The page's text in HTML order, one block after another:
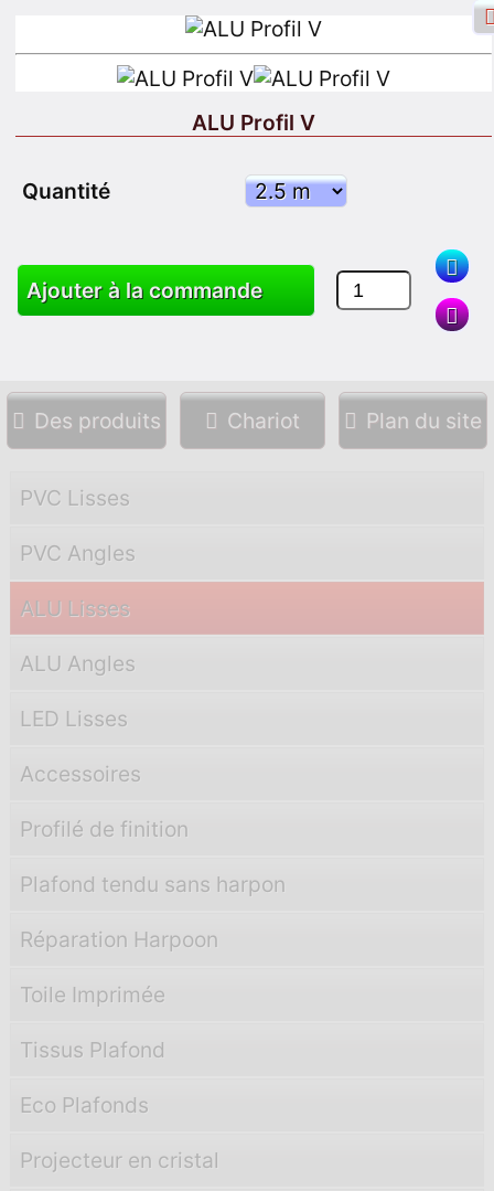
Chercher
Des produits Chariot Plan du site
PVC Lisses
PVC Angles
ALU Lisses
ALU Angles
LED Lisses
Accessoires
Profilé de finition
Plafond tendu sans harpon
Réparation Harpoon
Toile Imprimée
Tissus Plafond
Eco Plafonds
Projecteur en cristal
ALU Profil V
Quantité
Ajouter à la commande